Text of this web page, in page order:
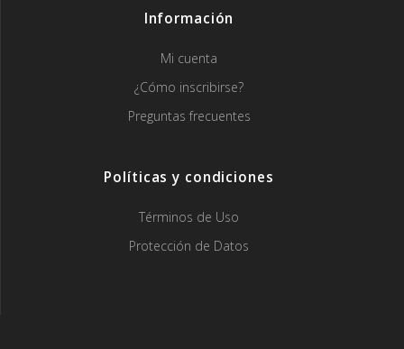
Información
Mi cuenta
¿Cómo inscribirse?
Preguntas frecuentes
Políticas y condiciones
Términos de Uso
Protección de Datos